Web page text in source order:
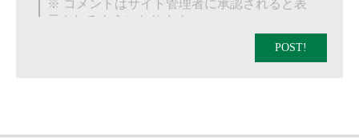
POST!